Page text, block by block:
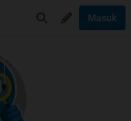
Masuk